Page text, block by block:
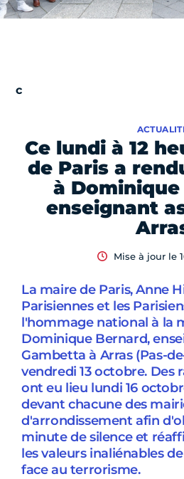
Ce lundi à 12
de Paris a
à
enseignant
Mise à jour le
La maire de Paris, Anne
Parisiennes et les
l'hommage national à la
Dominique Bernard,
Gambetta à Arras (Pas-
vendredi 13 octobre. Des
ont eu lieu lundi 16
devant chacune des
d'arrondissement afin
minute de silence et
les valeurs inaliénables
face au terrorisme.